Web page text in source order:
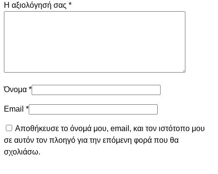
Η αξιολόγησή σας *
Όνομα *
Email *
Αποθήκευσε το όνομά μου, email, και τον ιστότοπο μου
σε αυτόν τον πλοηγό για την επόμενη φορά που θα
σχολιάσω.